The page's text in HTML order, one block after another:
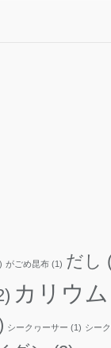
がごめ昆布 (1) だし
カリウム
シークヮーサー (1) シー